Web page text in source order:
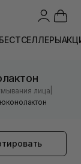
БЕСТСЕЛЛЕРЫ
лица